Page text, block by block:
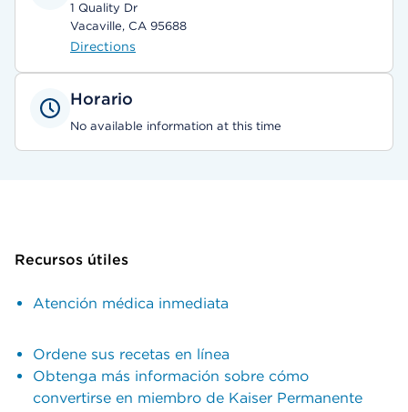
1 Quality Dr
Vacaville, CA 95688
Directions
Horario
No available information at this time
Recursos útiles
Atención médica inmediata
Ordene sus recetas en línea
Obtenga más información sobre cómo
convertirse en miembro de Kaiser Permanente